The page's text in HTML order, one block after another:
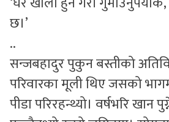
छ।’
..
सन्जबहादुर पुकुन बस्तीको
परिवारका मूली थिए जसको
पीडा परिरहन्थ्यो। वर्षभरि खान